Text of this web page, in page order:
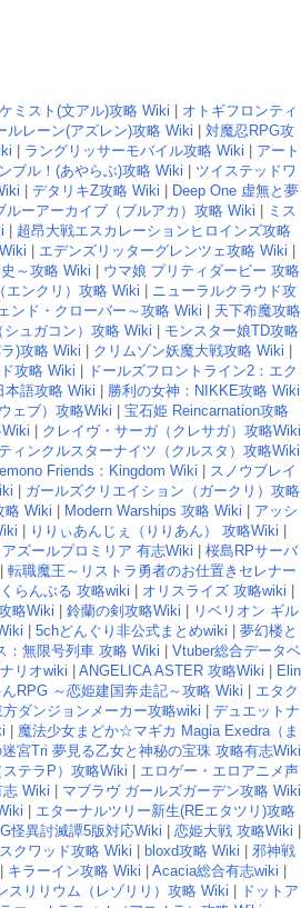
ミスト(文アル)攻略 Wiki | オトギフロンティ
ルレーン(アズレン)攻略 Wiki | 対魔忍RPG攻
| ラングリッサーモバイル攻略 Wiki | アート
ブル！(あやらぶ)攻略 Wiki | ツイステッドワ
| デタリキZ攻略 Wiki | Deep One 虚無と夢
ルーアーカイブ（ブルアカ）攻略 Wiki | ミス
| 超昂大戦エスカレーションヒロインズ攻略
| エデンズリッターグレンツェ攻略 Wiki |
～攻略 Wiki | ウマ娘 プリティダービー 攻略
エンクリ）攻略 Wiki | ニューラルクラウド攻
ンド・クローバー～攻略 Wiki | 天下布魔攻略
ュガコン）攻略 Wiki | モンスター娘TD攻略
)攻略 Wiki | クリムゾン妖魔大戦攻略 Wiki |
攻略 Wiki | ドールズフロントライン2：エク
本語攻略 Wiki | 勝利の女神：NIKKE攻略 Wiki
ェブ）攻略Wiki | 宝石姫 Reincarnation攻略
| クレイヴ・サーガ（クレサガ）攻略Wiki
ティンクルスターナイツ（クルスタ）攻略Wiki
Friends：Kingdom Wiki | スノウブレイ
| ガールズクリエイション（ガークリ）攻略
略 Wiki | Modern Warships 攻略 Wiki | アッシ
| りりぃあんじぇ（りりあん） 攻略Wiki |
アズールプロミリア 有志Wiki | 桜島RPサーバ
| 転職魔王～リストラ勇者のお仕置きセレナー
らんぶる 攻略wiki | オリスライズ 攻略wiki |
略Wiki | 鈴蘭の剣攻略Wiki | リベリオン ギル
| 5chどんぐり非公式まとめwiki | 夢幻楼と
：無限号列車 攻略 Wiki | Vtuber総合データベ
リオwiki | ANGELICA ASTER 攻略Wiki | Elin
RPG ～恋姫建国奔走記～攻略 Wiki | エタク
方ダンジョンメーカー攻略wiki | デュエットナ
| 魔法少女まどか☆マギカ Magia Exedra（ま
宮Tri 夢見る乙女と神秘の宝珠 攻略有志Wiki
テラP）攻略Wiki | エロゲー・エロアニメ声
志 Wiki | マブラヴ ガールズガーデン攻略 Wiki
| エターナルツリー新生(REエタツリ)攻略
怪異討滅譚5版対応Wiki | 恋姫大戦 攻略Wiki |
クワッド攻略 Wiki | bloxd攻略 Wiki | 邪神戦
| キラーイン攻略 Wiki | Acacia総合有志wiki |
スリリウム（レゾリリ）攻略 Wiki | ドットア